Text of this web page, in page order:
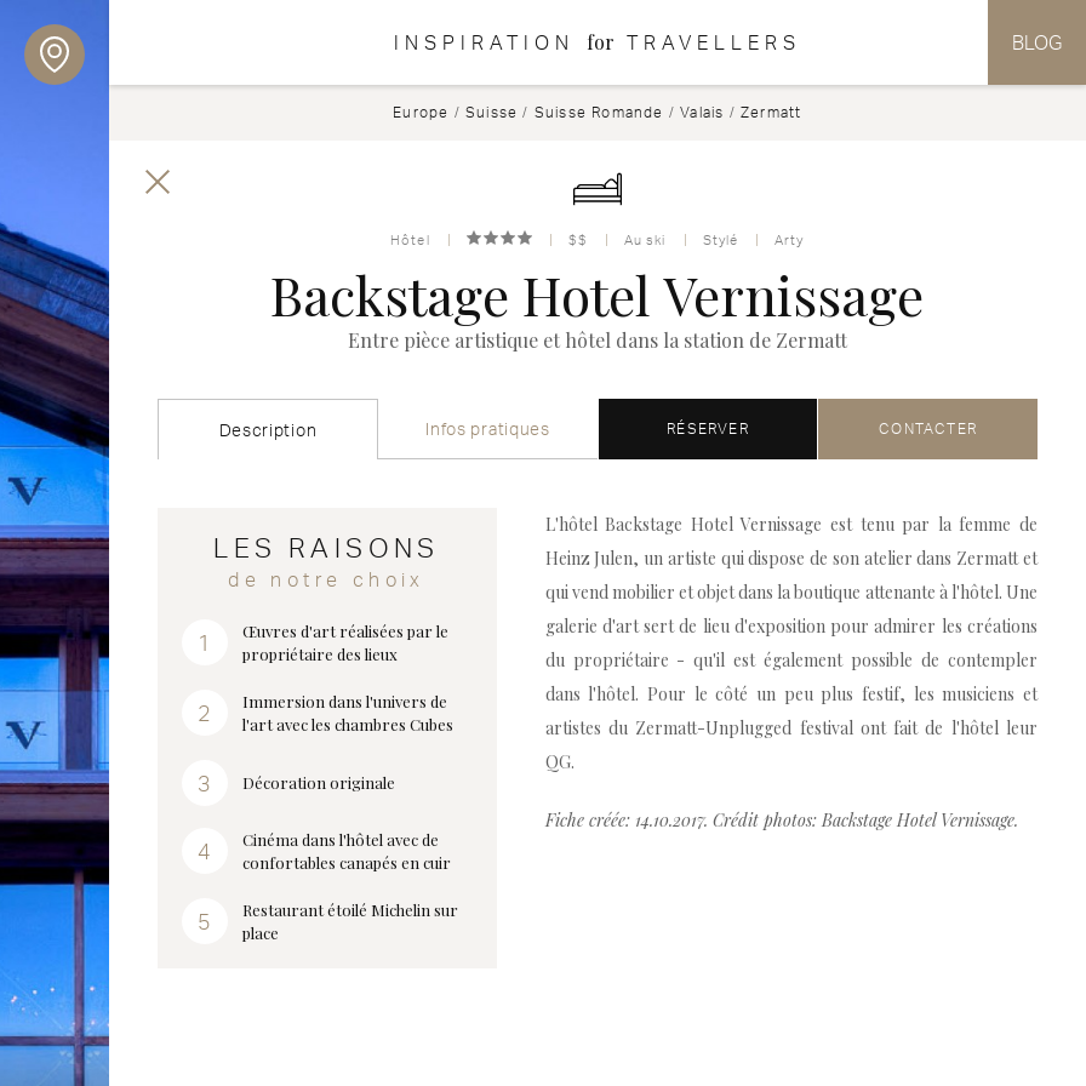
INSPIRATION for TRAVELLERS BLOG
Europe / Suisse / Suisse Romande /Valais /Zermatt
Hôtel $$ Au ski Stylé Arty
Backstage Hotel Vernissage
Entre pièce artistique et hôtel dans la station de Zermatt
Description Infos pratiques RÉSERVER CONTACTER
LES RAISONS
de notre choix
Œuvres d'art réalisées par le
propriétaire des lieux
Immersion dans l'univers de
l'art avec les chambres Cubes
Décoration originale
Cinéma dans l'hôtel avec de
confortables canapés en cuir
Restaurant étoilé Michelin sur
place
L'hôtel Backstage Hotel Vernissage est tenu par la femme de
Heinz Julen, un artiste qui dispose de son atelier dans Zermatt et
qui vend mobilier et objet dans la boutique attenante à l'hôtel. Une
galerie d'art sert de lieu d'exposition pour admirer les créations
du propriétaire - qu'il est également possible de contempler
dans l'hôtel. Pour le côté un peu plus festif, les musiciens et
artistes du Zermatt-Unplugged festival ont fait de l'hôtel leur
QG.
Fiche créée: 14.10.2017. Crédit photos: Backstage Hotel Vernissage.